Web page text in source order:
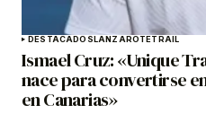
DESTACADOSLANZAROTETRAIL
Ismael Cruz: «Unique
nace para convertirse
en Canarias»